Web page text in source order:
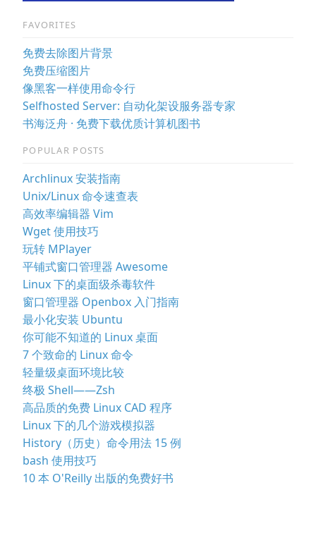
FAVORITES
免费去除图片背景
免费压缩图片
像黑客一样使用命令行
Selfhosted Server: 自动化架设服务器专家
书海泛舟 · 免费下载优质计算机图书
POPULAR POSTS
Archlinux 安装指南
Unix/Linux 命令速查表
高效率编辑器 Vim
Wget 使用技巧
玩转 MPlayer
平铺式窗口管理器 Awesome
Linux 下的桌面级杀毒软件
窗口管理器 Openbox 入门指南
最小化安装 Ubuntu
你可能不知道的 Linux 桌面
7 个致命的 Linux 命令
轻量级桌面环境比较
终极 Shell——Zsh
高品质的免费 Linux CAD 程序
Linux 下的几个游戏模拟器
History（历史）命令用法 15 例
bash 使用技巧
10 本 O'Reilly 出版的免费好书